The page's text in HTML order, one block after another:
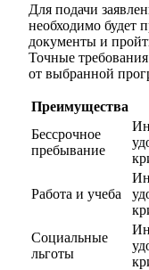
Для подачи
необходимо будет
документы и
Точные
от выбранной
Преимущества
Бессрочное
пребывание
Работа и учеба
Социальные
льготы